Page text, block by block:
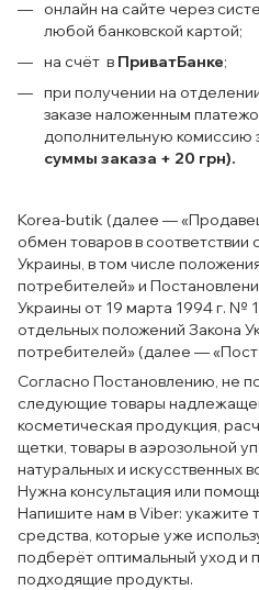
онлайн на сайте через
любой банковской картой;
на счёт в ПриватБанке;
при получении на
заказе наложенным
дополнительную комиссию
суммы заказа + 20 грн).
Korea-butik (далее —
обмен товаров в соответствии
Украины, в том числе
потребителей» и
Украины от 19 марта 1994 г. №
отдельных положений Закона
потребителей» (далее —
Согласно Постановлению, не
следующие товары
косметическая продукция,
щетки, товары в аэрозольной
натуральных и искусственных
Нужна консультация или
Напишите нам в Viber: укажите
средства, которые уже
подберёт оптимальный уход и
подходящие продукты.